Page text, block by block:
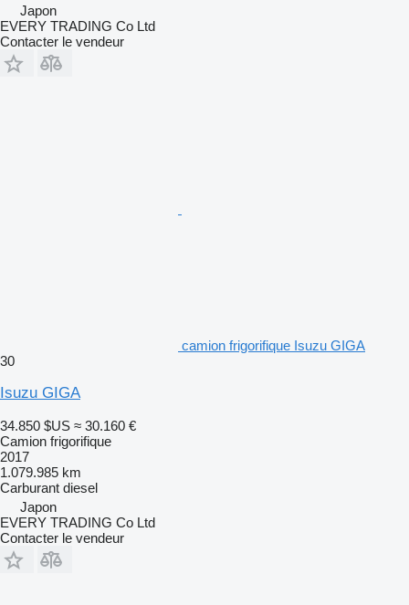
Japon
EVERY TRADING Co Ltd
Contacter le vendeur
camion frigorifique Isuzu GIGA
30
Isuzu GIGA
34.850 $US ≈ 30.160 €
Camion frigorifique
2017
1.079.985 km
Carburant diesel
Japon
EVERY TRADING Co Ltd
Contacter le vendeur